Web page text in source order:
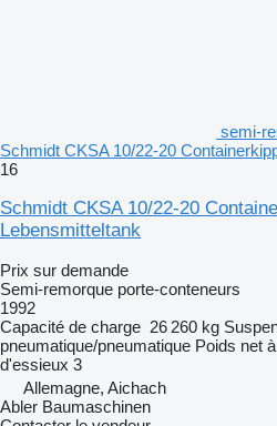
semi-
Schmidt CKSA 10/22-20
16
Schmidt CKSA 10/22-20
Lebensmitteltank
Prix sur demande
Semi-remorque porte-conteneurs
1992
Capacité de charge 26 260 kg
pneumatique/pneumatique Poids net
d'essieux 3
Allemagne, Aichach
Abler Baumaschinen